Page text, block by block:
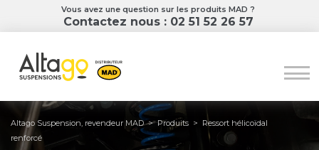
Vous avez une question sur les produits MAD ?
Contactez nous : 02 51 52 26 57
Altago Suspension, revendeur MAD> Produits > Ressort hélicoïdal
renforcé